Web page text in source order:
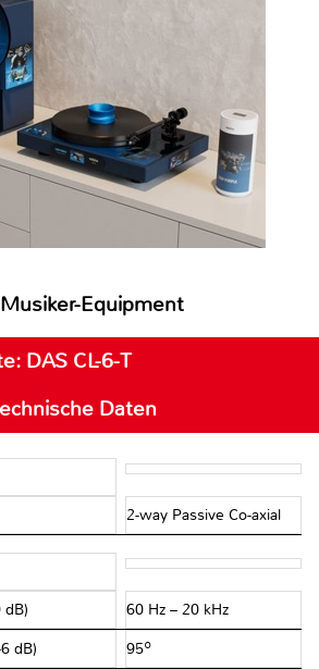
Equipment
DAS CL-6-T
Daten
2-way Passive Co-axial
dB) 60 Hz – 20 kHz
dB) 95º